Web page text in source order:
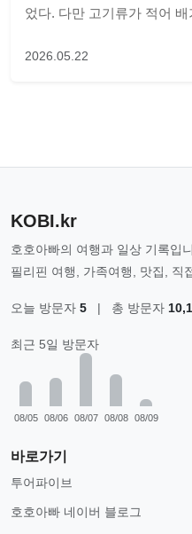
었다. 다만 고기류가 적어 배
2026.05.22
KOBI.kr
호호아빠의 여행과 일상 기록입
필리핀 여행, 가족여행, 맛집, 직
오늘 방문자 5 | 총 방문자
최근 5일 방문자
08/05 08/06 08/07 08/08 08/09
바로가기
투어파이브
호호아빠 네이버 블로그